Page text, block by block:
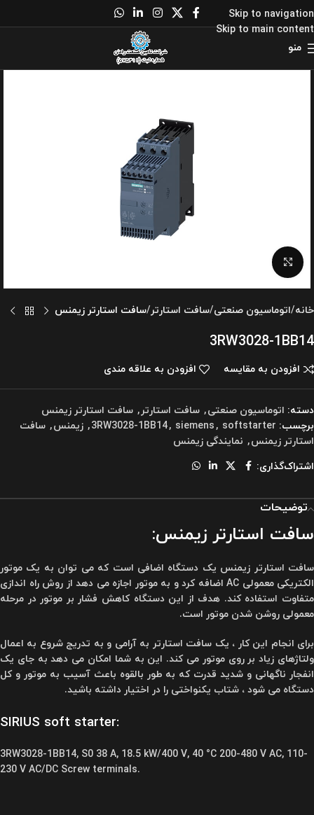
Skip to navigation
Skip to main content
منو
برای بزرگنمایی کلیک کنید
خانه اتوماسیون صنعتی سافت استارتر سافت استارتر زیمنس
3RW3028-1BB14
افزودن به مقایسه افزودن به علاقه مندی
دسته: اتوماسیون صنعتی, سافت استارتر , سافت استارتر زیمنس
برچسب:
3RW3028-1BB14, siemens, softstarter
, زیمنس, سافت
استارتر زیمنس, نمایندگی زیمنس
اشتراک‌گذاری:
توضیحات
سافت استارتر زیمنس:
سافت استارتر زیمنس یک دستگاه اضافی است که می توان به یک موتور
الکتریکی معمولی AC اضافه کرد و به موتور اجازه می دهد از روش راه اندازی
متفاوت استفاده کند. هدف از این دستگاه کاهش فشار بر موتور در مرحله
معمولی روشن شدن موتور است.
برای انجام این کار ، یک سافت استارتر به آرامی و به تدریج شروع به اعمال
ولتاژهای زیاد بر روی موتور می کند. این به شما امکان می دهد به جای یک
انفجار ناگهانی و شدید قدرت که به طور بالقوه باعث آسیب به موتور و کل
دستگاه می شود ، شتاب یکنواختی را در اختیار داشته باشید.
SIRIUS soft starter:
3RW3028-1BB14, S0 38 A, 18.5 kW/400 V, 40 °C 200-480 V AC, 110-
230 V AC/DC Screw terminals.